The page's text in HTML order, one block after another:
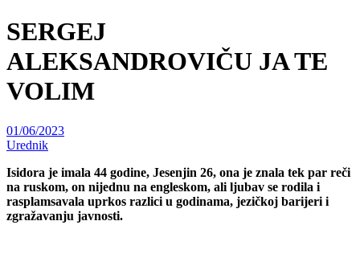
SERGEJ
ALEKSANDROVIČU JA TE
VOLIM
01/06/2023
Urednik
Isidora je imala 44 godine, Jesenjin 26, ona je znala tek par reči
na ruskom, on nijednu na engleskom, ali ljubav se rodila i
rasplamsavala uprkos razlici u godinama, jezičkoj barijeri i
zgražavanju javnosti.